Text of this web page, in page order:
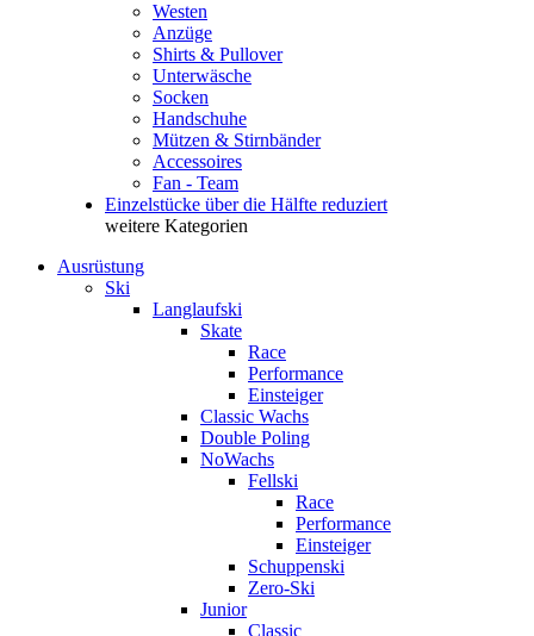
Westen
Anzüge
Shirts & Pullover
Unterwäsche
Socken
Handschuhe
Mützen & Stirnbänder
Accessoires
Fan - Team
Einzelstücke über die Hälfte reduziert
weitere Kategorien
Ausrüstung
Ski
Langlaufski
Skate
Race
Performance
Einsteiger
Classic Wachs
Double Poling
NoWachs
Fellski
Race
Performance
Einsteiger
Schuppenski
Zero-Ski
Junior
Classic